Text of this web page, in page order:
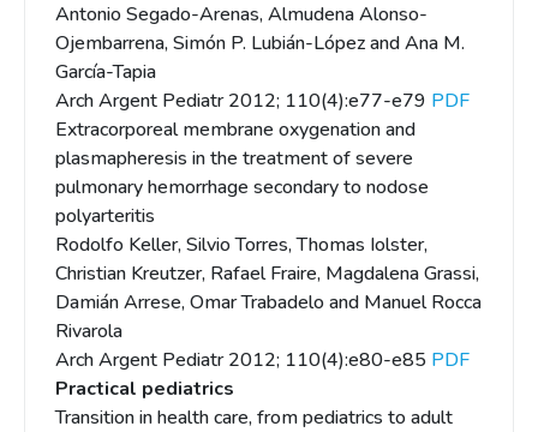
Antonio Segado-Arenas, Almudena Alonso-
Ojembarrena, Simón P. Lubián-López and Ana M.
García-Tapia
Arch Argent Pediatr 2012; 110(4):e77-e79 PDF
Extracorporeal membrane oxygenation and
plasmapheresis in the treatment of severe
pulmonary hemorrhage secondary to nodose
polyarteritis
Rodolfo Keller, Silvio Torres, Thomas Iolster,
Christian Kreutzer, Rafael Fraire, Magdalena Grassi,
Damián Arrese, Omar Trabadelo and Manuel Rocca
Rivarola
Arch Argent Pediatr 2012; 110(4):e80-e85 PDF
Practical pediatrics
Transition in health care, from pediatrics to adult